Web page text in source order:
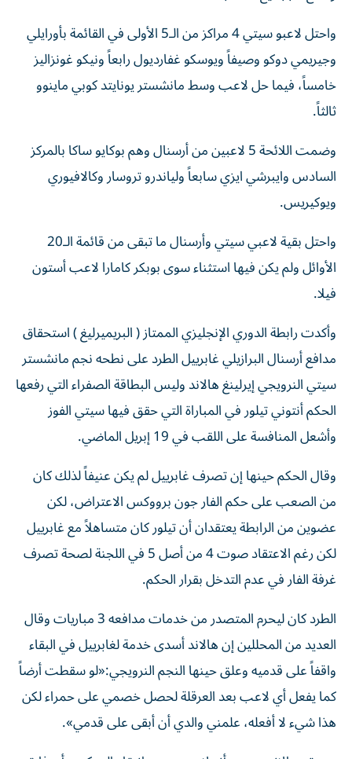
واحتل لاعبو سيتي 4 مراكز من الـ5 الأولى في القائمة بأورايلي
وجيريمي دوكو وصيفاً ويوسكو غفارديول رابعاً ونيكو غونزاليز
خامساً، فيما حل لاعب وسط مانشستر يونايتد كوبي ماينوو
ثالثاً.
وضمت اللائحة 5 لاعبين من أرسنال وهم بوكايو ساكا بالمركز
السادس وايبرشي ايزي سابعاً ولياندرو تروسار وكالافيوري
ويوكيريس.
واحتل بقية لاعبي سيتي وأرسنال ما تبقى من قائمة الـ20
الأوائل ولم يكن فيها استثناء سوى بوبكر كامارا لاعب أستون
فيلا.
وأكدت رابطة الدوري الإنجليزي الممتاز ( البريميرليغ ) استحقاق
مدافع أرسنال البرازيلي غابرييل الطرد على نطحه نجم مانشستر
سيتي النرويجي إيرلينغ هالاند وليس البطاقة الصفراء التي رفعها
الحكم أنتوني تيلور في المباراة التي حقق فيها سيتي الفوز
وأشعل المنافسة على اللقب في 19 إبريل الماضي.
وقال الحكم حينها إن تصرف غابرييل لم يكن عنيفاً لذلك كان
من الصعب على حكم الفار جون برووكس الاعتراض، لكن
عضوين من الرابطة يعتقدان أن تيلور كان متساهلاً مع غابرييل
لكن رغم الاعتقاد صوت 4 من أصل 5 في اللجنة لصحة تصرف
غرفة الفار في عدم التدخل بقرار الحكم.
الطرد كان ليحرم المتصدر من خدمات مدافعه 3 مباريات وقال
العديد من المحللين إن هالاند أسدى خدمة لغابرييل في البقاء
واقفاً على قدميه وعلق حينها النجم النرويجي:«لو سقطت أرضاً
كما يفعل أي لاعب بعد العرقلة لحصل خصمي على حمراء لكن
هذا شيء لا أفعله، علمني والدي أن أبقى على قدمي».